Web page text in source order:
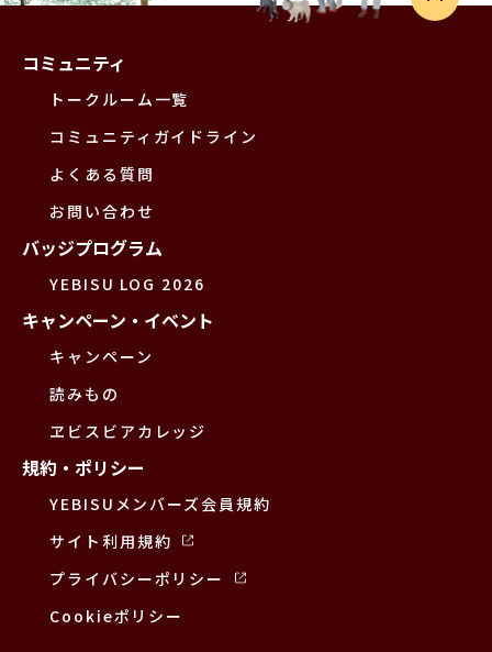
コミュニティ
トークルーム一覧
コミュニティガイドライン
よくある質問
お問い合わせ
バッジプログラム
YEBISU LOG 2026
キャンペーン・イベント
キャンペーン
読みもの
ヱビスビアカレッジ
規約・ポリシー
YEBISUメンバーズ会員規約
サイト利用規約
プライバシーポリシー
Cookieポリシー